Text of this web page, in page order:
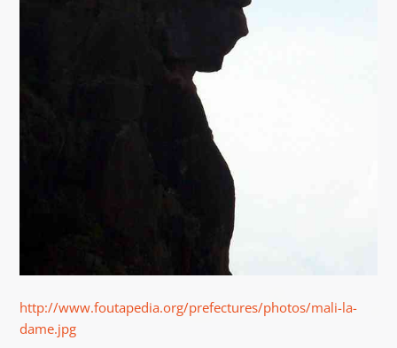
http://www.foutapedia.org/prefectures/photos/mali-la-
dame.jpg